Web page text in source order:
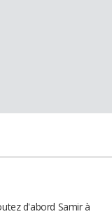
d'abord Samir à